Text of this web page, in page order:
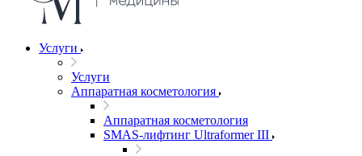
Услуги
Услуги
Аппаратная косметология
Аппаратная косметология
SMAS-лифтинг Ultraformer III